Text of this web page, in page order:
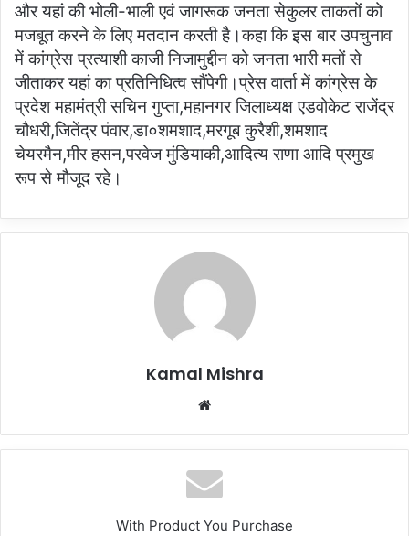
और यहां की भोली-भाली एवं जागरूक जनता सेकुलर ताकतों को
मजबूत करने के लिए मतदान करती है।कहा कि इस बार उपचुनाव
में कांग्रेस प्रत्याशी काजी निजामुद्दीन को जनता भारी मतों से
जीताकर यहां का प्रतिनिधित्व सौंपेगी।प्रेस वार्ता में कांग्रेस के
प्रदेश महामंत्री सचिन गुप्ता,महानगर जिलाध्यक्ष एडवोकेट राजेंद्र
चौधरी,जितेंद्र पंवार,डा०शमशाद,मरगूब कुरैशी,शमशाद
चेयरमैन,मीर हसन,परवेज मुंडियाकी,आदित्य राणा आदि प्रमुख
रूप से मौजूद रहे।
Kamal Mishra
Website
With Product You Purchase